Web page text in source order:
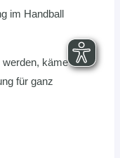
im Handball
werden, käme
für ganz